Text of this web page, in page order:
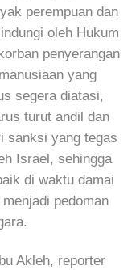
perempuan dan
oleh Hukum
penyerangan
yang
segera diatasi,
turut andil dan
sanksi yang tegas
Israel, sehingga
di waktu damai
pedoman
Akleh, reporter